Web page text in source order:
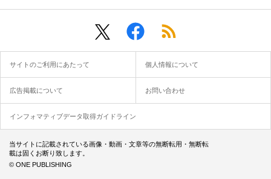
サイトのご利用にあたって 個人情報について
広告掲載について お問い合わせ
インフォマティブデータ取得ガイドライン
当サイトに記載されている画像・動画・文章等の無断転用・無断転
載は固くお断り致します。
© ONE PUBLISHING